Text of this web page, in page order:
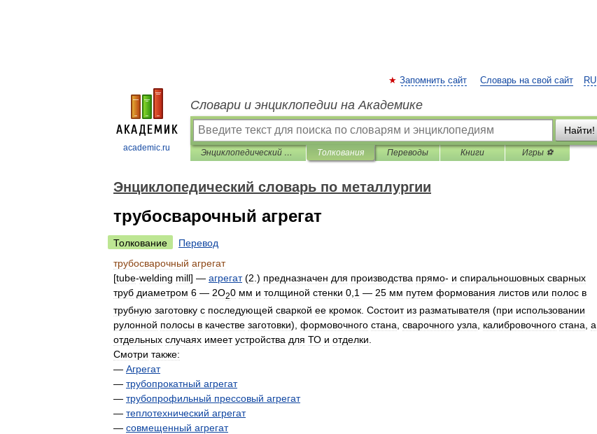
academic.ru
RU
Запомнить сайт Словарь на свой сайт
Словари и энциклопедии на Академике
Найти!
Энциклопедический словарь по металлургии Толкования Переводы Книги Игры ⚽
Энциклопедический словарь по металлургии
трубосварочный агрегат
Толкование
Перевод
трубосварочный агрегат
[tube-welding mill] — агрегат(2 .) предназначен для производства прямо- и спиральношовных сварных
труб диаметром 6 — 2O20 мм и толщиной стенки 0 1 — 25 мм путем формования листов или полос в
трубную заготовку с последующей сваркой ее кромок Состоит из разматывателя (при использовании
рулонной полосы в качестве заготовки), формовочного стана сварочного узла калибровочного стана а
отдельных случаях имеет устройства для ТО и отделки
Смотри также:
— Агрегат
— трубопрокатный агрегат
— трубопрофильный прессовый агрегат
— теплотехнический агрегат
— совмещенный агрегат